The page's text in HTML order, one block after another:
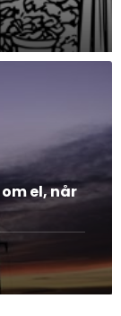
el, når